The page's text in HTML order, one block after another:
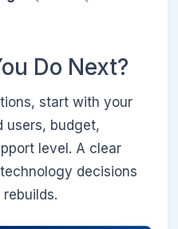
Do Next?
start with your
users, budget,
level. A clear
decisions